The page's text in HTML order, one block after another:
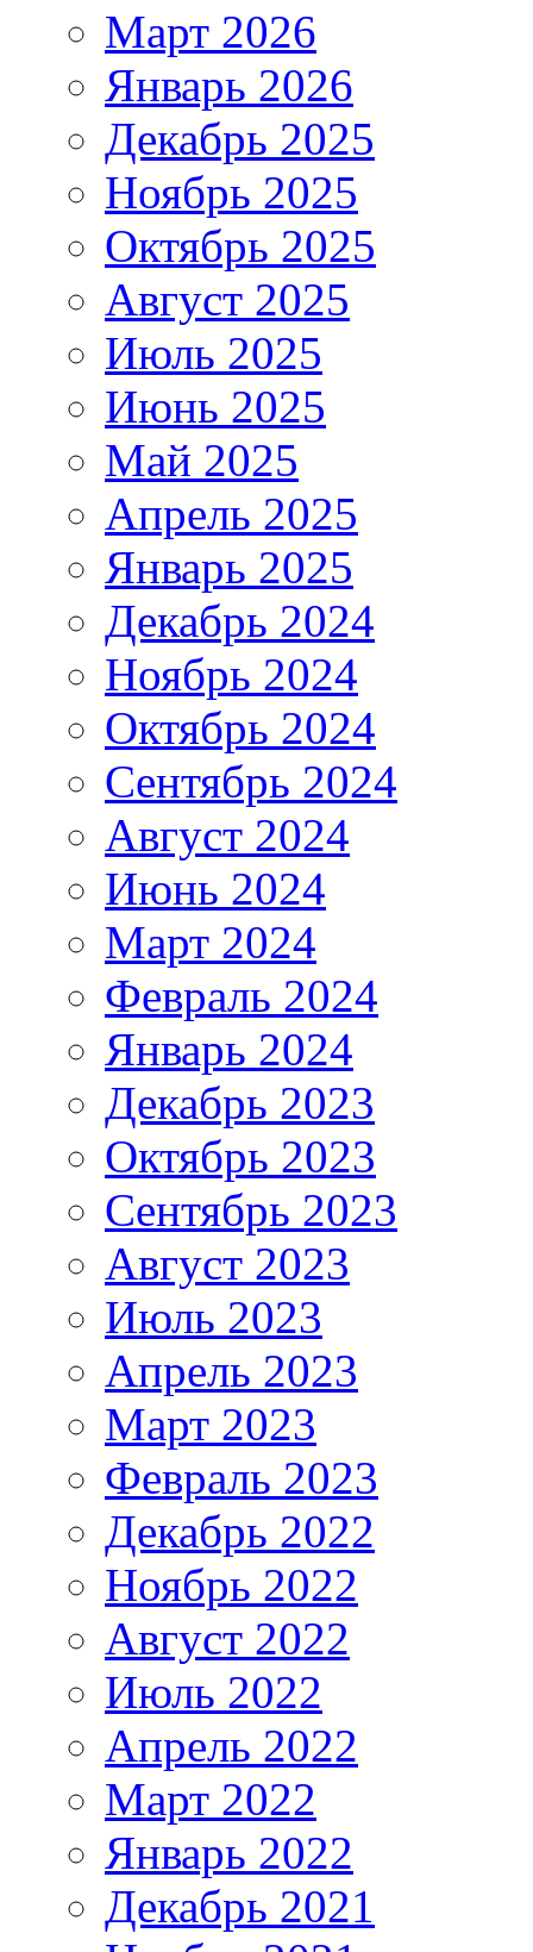
Март 2026
Январь 2026
Декабрь 2025
Ноябрь 2025
Октябрь 2025
Август 2025
Июль 2025
Июнь 2025
Май 2025
Апрель 2025
Январь 2025
Декабрь 2024
Ноябрь 2024
Октябрь 2024
Сентябрь 2024
Август 2024
Июнь 2024
Март 2024
Февраль 2024
Январь 2024
Декабрь 2023
Октябрь 2023
Сентябрь 2023
Август 2023
Июль 2023
Апрель 2023
Март 2023
Февраль 2023
Декабрь 2022
Ноябрь 2022
Август 2022
Июль 2022
Апрель 2022
Март 2022
Январь 2022
Декабрь 2021